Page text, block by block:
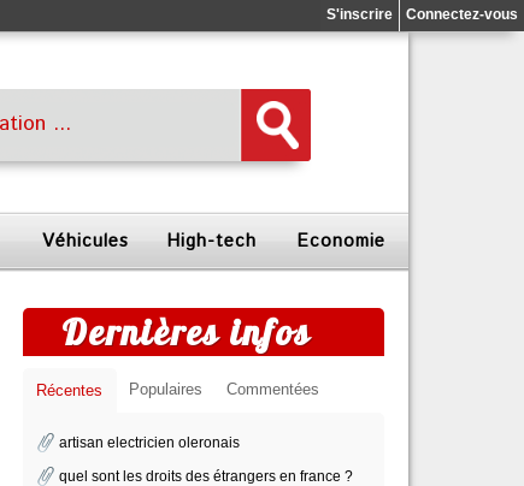
Connectez-vous
S'inscrire
Véhicules High-tech Economie
Dernières infos
Récentes Populaires Commentées
artisan electricien oleronais
quel sont les droits des étrangers en france ?